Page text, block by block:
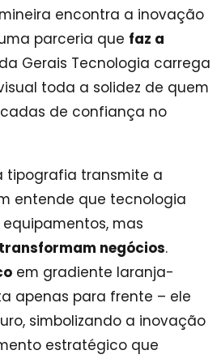
encontra a inovação
parceria que faz a
Gerais Tecnologia carrega
toda a solidez de quem
de confiança no
tipografia transmite a
entende que tecnologia
mas
negócios.
em gradiente laranja-
apenas para frente – ele
simbolizando a inovação
estratégico que